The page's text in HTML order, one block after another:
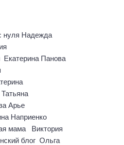
нуля Надежда
Екатерина Панова
Арье
Наприенко
мама Виктория
блог Ольга